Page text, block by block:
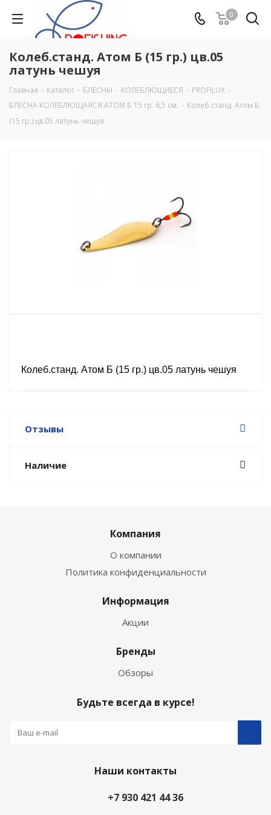
0
Колеб.станд. Атом Б (15 гр.) цв.05
латунь чешуя
Главная - Каталог - БЛЁСНЫ - КОЛЕБЛЮЩИЕСЯ - PROFILUX -
БЛЕСНА КОЛЕБЛЮЩАЯСЯ АТОМ Б 15 гр. 6,5 см. - Колеб.станд. Атом Б
(15 гр.) цв.05 латунь чешуя
Колеб.станд. Атом Б (15 гр.) цв.05 латунь чешуя
Отзывы
Наличие
Компания
О компании
Политика конфиденциальности
Информация
Акции
Бренды
Обзоры
Будьте всегда в курсе!
Наши контакты
+7 930 421 44 36